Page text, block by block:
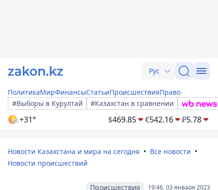
Рус
ПолитикаМирФинансыСтатьиПроисшествияПраво
#Выборы в Курултай
#Казахстан в сравнении
+31° $469.85 €542.16 ₽5.78
Новости Казахстана и мира на сегодня
Все новости
Новости происшествий
19:46, 03 января 2023
Происшествия